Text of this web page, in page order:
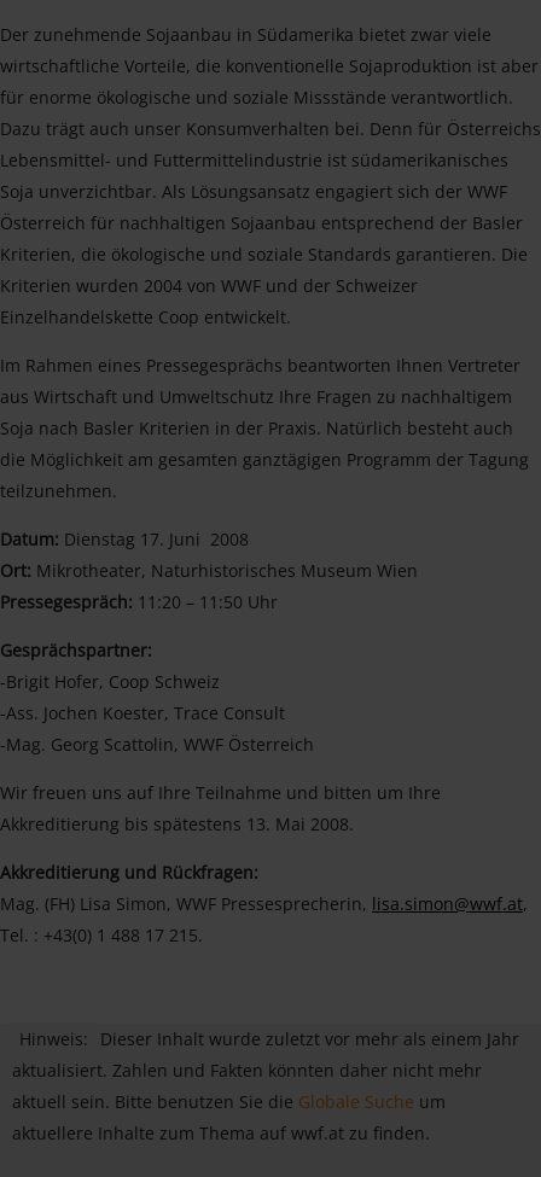
Der zunehmende Sojaanbau in Südamerika bietet zwar viele
wirtschaftliche Vorteile, die konventionelle Sojaproduktion ist aber
für enorme ökologische und soziale Missstände verantwortlich.
Dazu trägt auch unser Konsumverhalten bei. Denn für Österreichs
Lebensmittel- und Futtermittelindustrie ist südamerikanisches
Soja unverzichtbar. Als Lösungsansatz engagiert sich der WWF
Österreich für nachhaltigen Sojaanbau entsprechend der Basler
Kriterien, die ökologische und soziale Standards garantieren. Die
Kriterien wurden 2004 von WWF und der Schweizer
Einzelhandelskette Coop entwickelt.
Im Rahmen eines Pressegesprächs beantworten Ihnen Vertreter
aus Wirtschaft und Umweltschutz Ihre Fragen zu nachhaltigem
Soja nach Basler Kriterien in der Praxis. Natürlich besteht auch
die Möglichkeit am gesamten ganztägigen Programm der Tagung
teilzunehmen.
Datum: Dienstag 17. Juni 2008
Ort: Mikrotheater, Naturhistorisches Museum Wien
Pressegespräch: 11:20 – 11:50 Uhr
Gesprächspartner:
-Brigit Hofer, Coop Schweiz
-Ass. Jochen Koester, Trace Consult
-Mag. Georg Scattolin, WWF Österreich
Wir freuen uns auf Ihre Teilnahme und bitten um Ihre
Akkreditierung bis spätestens 13. Mai 2008.
Akkreditierung und Rückfragen:
Mag. (FH) Lisa Simon, WWF Pressesprecherin, lisa.simon@wwf.at,
Tel. : +43(0) 1 488 17 215.
Hinweis:
Dieser Inhalt wurde zuletzt vor mehr als einem Jahr
aktualisiert. Zahlen und Fakten könnten daher nicht mehr
aktuell sein. Bitte benutzen Sie die Globale Suche um
aktuellere Inhalte zum Thema auf wwf.at zu finden.